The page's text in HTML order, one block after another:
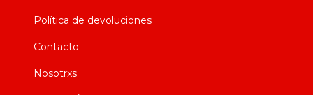
Política de devoluciones
Contacto
Nosotrxs